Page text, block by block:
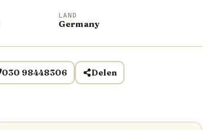
LAND
Germany
030 98448306 Delen